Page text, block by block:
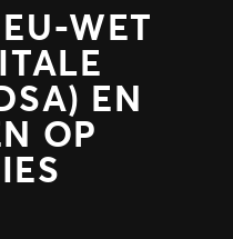
WET
EN
OP